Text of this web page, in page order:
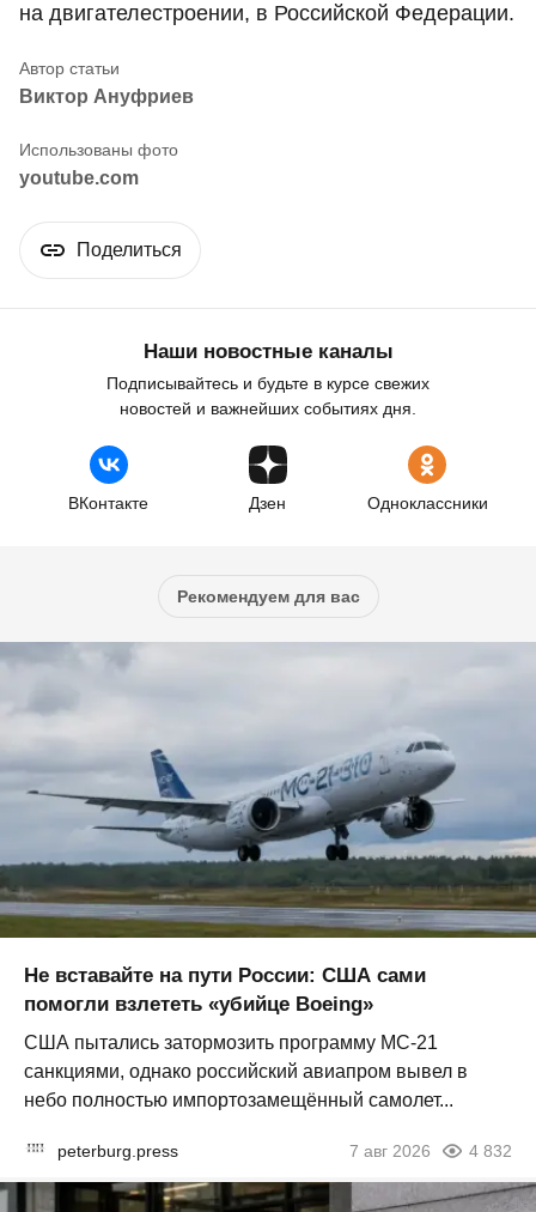
на двигателестроении, в Российской Федерации.
Виктор Ануфриев
youtube.com
Поделиться
Наши новостные каналы
Подписывайтесь и будьте в курсе свежих
новостей и важнейших событиях дня.
ВКонтакте Дзен Одноклассники
Рекомендуем для вас
Не вставайте на пути России: США сами
помогли взлететь «убийце Boeing»
США пытались затормозить программу МС-21
санкциями, однако российский авиапром вывел в
небо полностью импортозамещённый самолет...
peterburg.press 7 авг 2026 4 832